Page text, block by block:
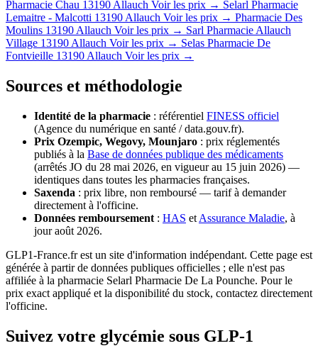
Pharmacie Chau 13190 Allauch Voir les prix → Selarl Pharmacie
Lemaitre - Malcotti 13190 Allauch Voir les prix → Pharmacie Des
Moulins 13190 Allauch Voir les prix → Sarl Pharmacie Allauch
Village 13190 Allauch Voir les prix → Selas Pharmacie De
Fontvieille 13190 Allauch Voir les prix →
Sources et méthodologie
Identité de la pharmacie : référentiel FINESS officiel
(Agence du numérique en santé / data.gouv.fr).
Prix Ozempic, Wegovy, Mounjaro : prix réglementés
publiés à la Base de données publique des médicaments
(arrêtés JO du 28 mai 2026, en vigueur au 15 juin 2026) —
identiques dans toutes les pharmacies françaises.
Saxenda : prix libre, non remboursé — tarif à demander
directement à l'officine.
Données remboursement : HAS et Assurance Maladie, à
jour août 2026.
GLP1-France.fr est un site d'information indépendant. Cette page est
générée à partir de données publiques officielles ; elle n'est pas
affiliée à la pharmacie Selarl Pharmacie De La Pounche. Pour le
prix exact appliqué et la disponibilité du stock, contactez directement
l'officine.
Suivez votre glycémie sous GLP-1